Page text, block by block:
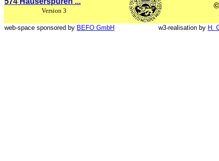
Version 3
web-space sponsored by BEFO GmbH w3-realisation by H.